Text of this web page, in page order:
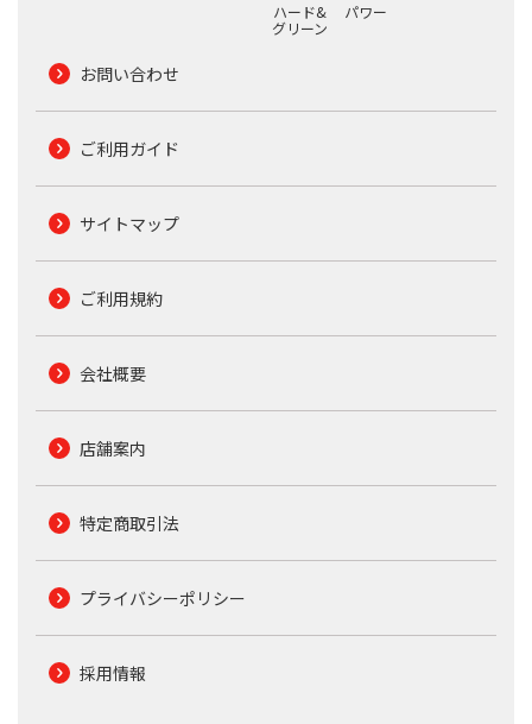
ハード&
グリーン
パワー
お問い合わせ
ご利用ガイド
サイトマップ
ご利用規約
会社概要
店舗案内
特定商取引法
プライバシーポリシー
採用情報